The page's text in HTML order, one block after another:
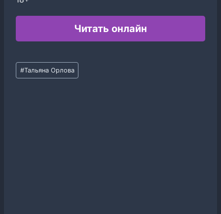
Читать онлайн
Метки
записи:
#Тальяна Орлова